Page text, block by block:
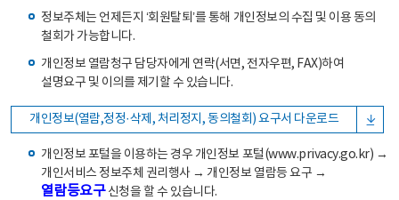
정보주체는 언제든지 ‘회원탈퇴’를 통해 개인정보의 수집 및 이용 동의
철회가 가능합니다.
개인정보 열람청구 담당자에게 연락(서면, 전자우편, FAX)하여
설명요구 및 이의를 제기할 수 있습니다.
개인정보(열람,정정·삭제, 처리정지, 동의철회) 요구서 다운로드
개인정보 포털을 이용하는 경우 개인정보 포털(www.privacy.go.kr) →
개인서비스 정보주체 권리행사 → 개인정보 열람등 요구 →
열람등요구신청을 할 수 있습니다.